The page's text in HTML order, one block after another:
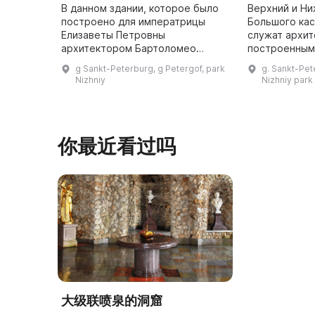
В данном здании, которое было
построено для императрицы
Елизаветы Петровны
архитектором Бартоломео
позднее - «Екатерининский», в
честь Екатерины II, которая
g Sankt-Peterburg, g Petergof, park
Nizhniy
Верхний и
Большого
служат
украшены
g. Sankt-
Nizhniy park
你最近看过吗
大级联喷泉的洞窟